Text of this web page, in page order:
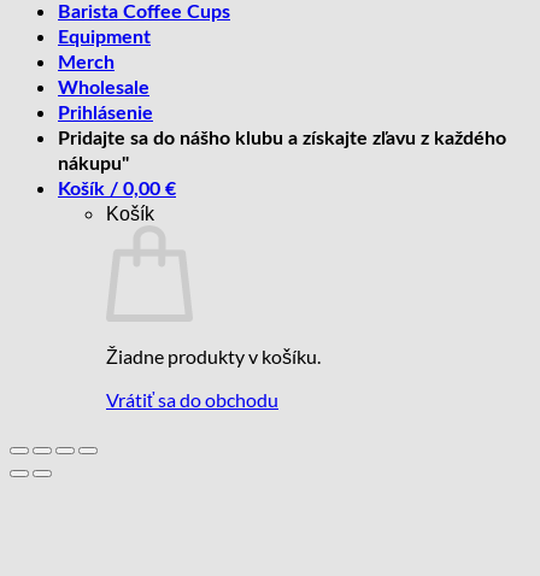
Barista Coffee Cups
Equipment
Merch
Wholesale
Prihlásenie
Pridajte sa do nášho klubu a získajte zľavu z každého
nákupu"
Košík / 0,00 €
Košík
Žiadne produkty v košíku.
Vrátiť sa do obchodu